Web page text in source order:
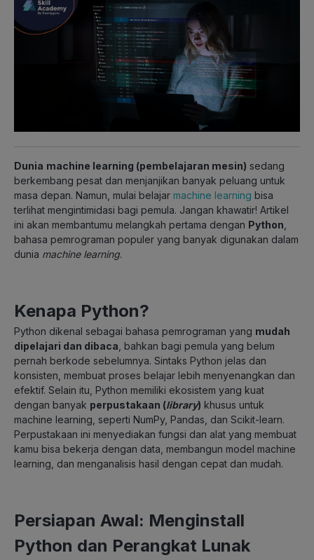
Dunia machine learning (pembelajaran mesin) sedang
berkembang pesat dan menjanjikan banyak peluang untuk
masa depan. Namun, mulai belajar machine learning bisa
terlihat mengintimidasi bagi pemula. Jangan khawatir! Artikel
ini akan membantumu melangkah pertama dengan Python
bahasa pemrograman populer yang banyak digunakan dalam
dunia machine learning.
Kenapa Python?
Python dikenal sebagai bahasa pemrograman yang mudah
dipelajari dan dibaca , bahkan bagi pemula yang belum
pernah berkode sebelumnya. Sintaks Python jelas dan
konsisten, membuat proses belajar lebih menyenangkan dan
efektif. Selain itu, Python memiliki ekosistem yang kuat
dengan banyak perpustakaan (library) khusus untuk
machine learning, seperti NumPy, Pandas, dan Scikit-learn.
Perpustakaan ini menyediakan fungsi dan alat yang membuat
kamu bisa bekerja dengan data, membangun model machine
learning, dan menganalisis hasil dengan cepat dan mudah.
Persiapan Awal: Menginstall
Python dan Perangkat Lunak